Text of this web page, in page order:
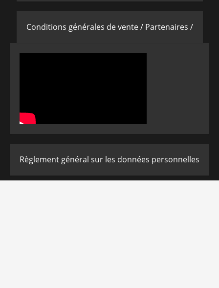
Conditions générales de vente / Partenaires /
Règlement général sur les données personnelles